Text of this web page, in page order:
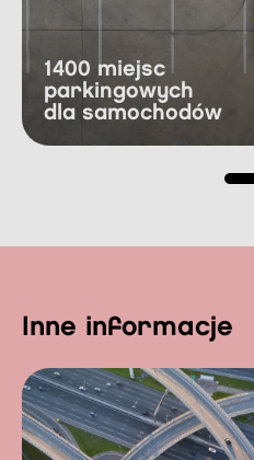
1400 miejsc
parkingowych
dla samochodów
inne informacje